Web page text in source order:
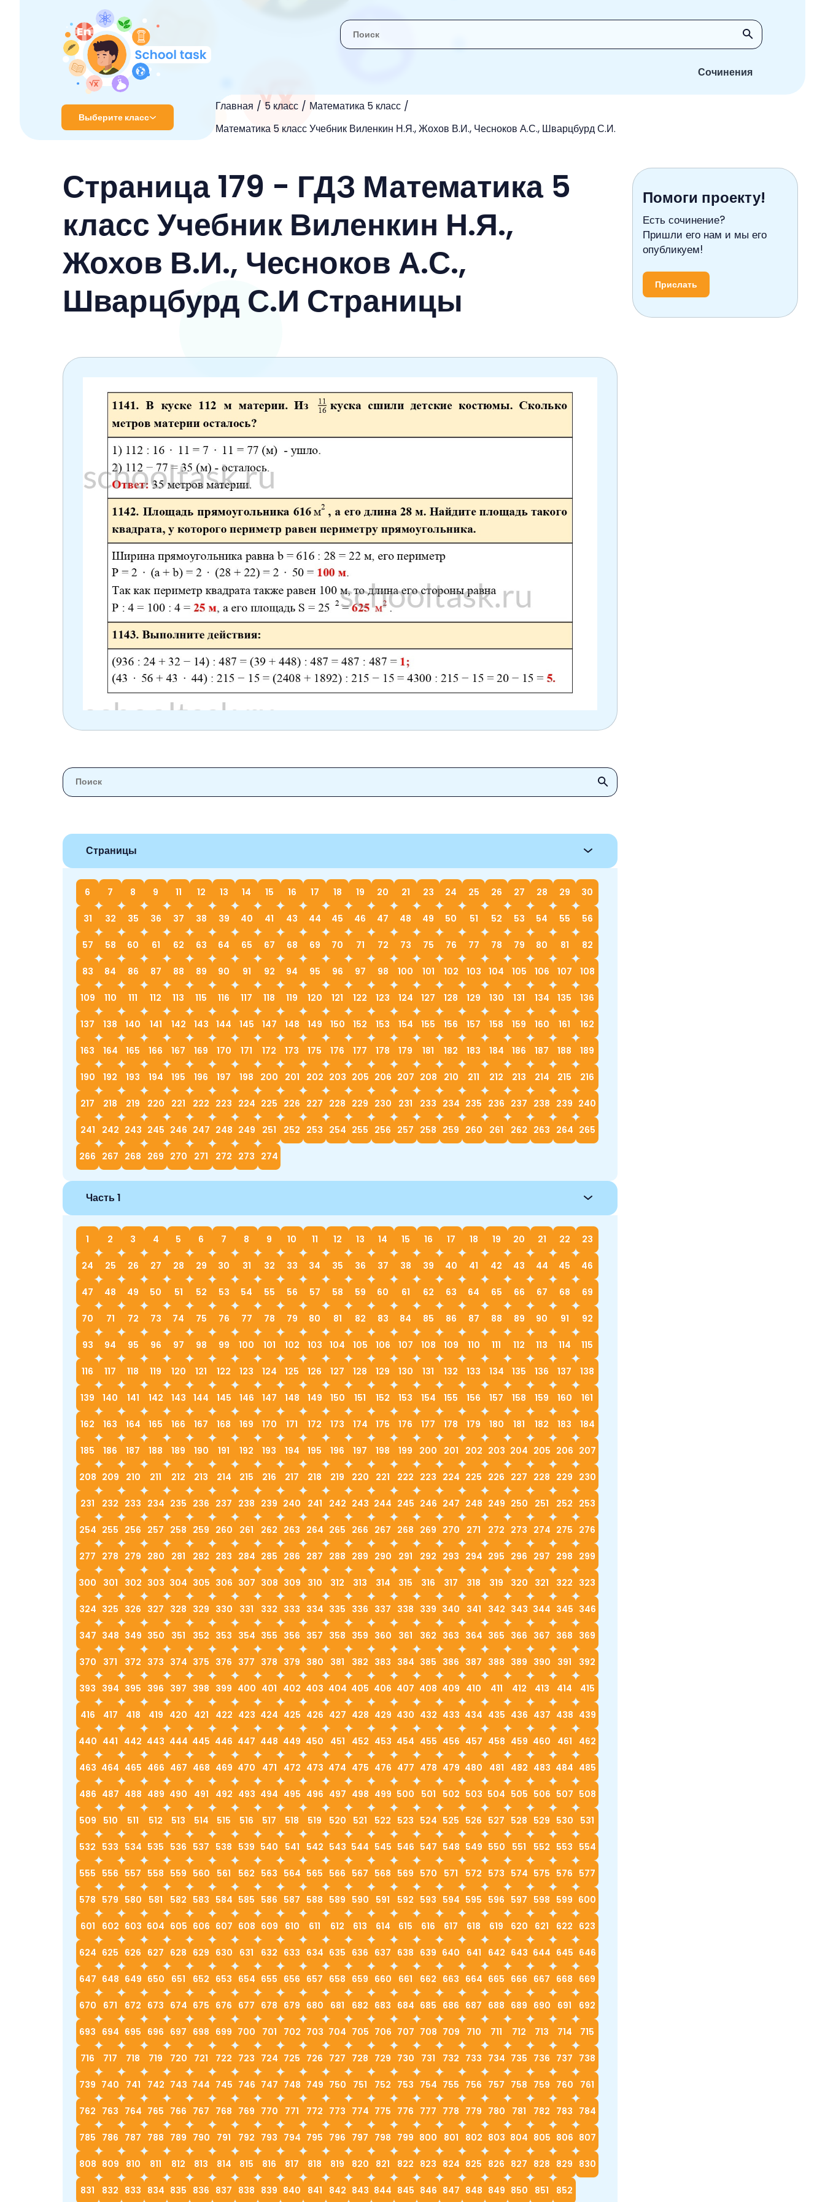
Сочинения
Выберите класс
Главная 5 класс
Математика 5 класс
Математика 5 класс Учебник Виленкин Н.Я., Жохов В.И., Чесноков А.С., Шварцбурд С.И.
2 класс
3 класс
4 класс
5 класс
7 класс
9 класс
Страница 179 - ГДЗ Математика 5
класс Учебник Виленкин Н.Я.,
Жохов В.И., Чесноков А.С.,
Шварцбурд С.И Страницы
Страницы
6 7 8 9 11 12 13 14 15 16 17 18 19 20 21 23 24 25 26 27 28 29 30
31 32 35 36 37 38 39 40 41 43 44 45 46 47 48 49 50 51 52 53 54 55 56
57 58 60 61 62 63 64 65 67 68 69 70 71 72 73 75 76 77 78 79 80 81 82
83 84 86 87 88 89 90 91 92 94 95 96 97 98 100 101 102 103 104 105 106 107 108
109 110 111 112 113 115 116 117 118 119 120 121 122 123 124 127 128 129 130 131 134 135 136
137 138 140 141 142 143 144 145 147 148 149 150 152 153 154 155 156 157 158 159 160 161 162
163 164 165 166 167 169 170 171 172 173 175 176 177 178 179 181 182 183 184 186 187 188 189
190 192 193 194 195 196 197 198 200 201 202 203 205 206 207 208 210 211 212 213 214 215 216
217 218 219 220 221 222 223 224 225 226 227 228 229 230 231 233 234 235 236 237 238 239 240
241 242 243 245 246 247 248 249 251 252 253 254 255 256 257 258 259 260 261 262 263 264 265
266 267 268 269 270 271 272 273 274
Часть 1
1 2 3 4 5 6 7 8 9 10 11 12 13 14 15 16 17 18 19 20 21 22 23
24 25 26 27 28 29 30 31 32 33 34 35 36 37 38 39 40 41 42 43 44 45 46
47 48 49 50 51 52 53 54 55 56 57 58 59 60 61 62 63 64 65 66 67 68 69
70 71 72 73 74 75 76 77 78 79 80 81 82 83 84 85 86 87 88 89 90 91 92
93 94 95 96 97 98 99 100 101 102 103 104 105 106 107 108 109 110 111 112 113 114 115
116 117 118 119 120 121 122 123 124 125 126 127 128 129 130 131 132 133 134 135 136 137 138
139 140 141 142 143 144 145 146 147 148 149 150 151 152 153 154 155 156 157 158 159 160 161
162 163 164 165 166 167 168 169 170 171 172 173 174 175 176 177 178 179 180 181 182 183 184
185 186 187 188 189 190 191 192 193 194 195 196 197 198 199 200 201 202 203 204 205 206 207
208 209 210 211 212 213 214 215 216 217 218 219 220 221 222 223 224 225 226 227 228 229 230
231 232 233 234 235 236 237 238 239 240 241 242 243 244 245 246 247 248 249 250 251 252 253
254 255 256 257 258 259 260 261 262 263 264 265 266 267 268 269 270 271 272 273 274 275 276
277 278 279 280 281 282 283 284 285 286 287 288 289 290 291 292 293 294 295 296 297 298 299
300 301 302 303 304 305 306 307 308 309 310 312 313 314 315 316 317 318 319 320 321 322 323
324 325 326 327 328 329 330 331 332 333 334 335 336 337 338 339 340 341 342 343 344 345 346
347 348 349 350 351 352 353 354 355 356 357 358 359 360 361 362 363 364 365 366 367 368 369
370 371 372 373 374 375 376 377 378 379 380 381 382 383 384 385 386 387 388 389 390 391 392
393 394 395 396 397 398 399 400 401 402 403 404 405 406 407 408 409 410 411 412 413 414 415
416 417 418 419 420 421 422 423 424 425 426 427 428 429 430 432 433 434 435 436 437 438 439
440 441 442 443 444 445 446 447 448 449 450 451 452 453 454 455 456 457 458 459 460 461 462
463 464 465 466 467 468 469 470 471 472 473 474 475 476 477 478 479 480 481 482 483 484 485
486 487 488 489 490 491 492 493 494 495 496 497 498 499 500 501 502 503 504 505 506 507 508
509 510 511 512 513 514 515 516 517 518 519 520 521 522 523 524 525 526 527 528 529 530 531
532 533 534 535 536 537 538 539 540 541 542 543 544 545 546 547 548 549 550 551 552 553 554
555 556 557 558 559 560 561 562 563 564 565 566 567 568 569 570 571 572 573 574 575 576 577
578 579 580 581 582 583 584 585 586 587 588 589 590 591 592 593 594 595 596 597 598 599 600
601 602 603 604 605 606 607 608 609 610 611 612 613 614 615 616 617 618 619 620 621 622 623
624 625 626 627 628 629 630 631 632 633 634 635 636 637 638 639 640 641 642 643 644 645 646
647 648 649 650 651 652 653 654 655 656 657 658 659 660 661 662 663 664 665 666 667 668 669
670 671 672 673 674 675 676 677 678 679 680 681 682 683 684 685 686 687 688 689 690 691 692
693 694 695 696 697 698 699 700 701 702 703 704 705 706 707 708 709 710 711 712 713 714 715
716 717 718 719 720 721 722 723 724 725 726 727 728 729 730 731 732 733 734 735 736 737 738
739 740 741 742 743 744 745 746 747 748 749 750 751 752 753 754 755 756 757 758 759 760 761
762 763 764 765 766 767 768 769 770 771 772 773 774 775 776 777 778 779 780 781 782 783 784
785 786 787 788 789 790 791 792 793 794 795 796 797 798 799 800 801 802 803 804 805 806 807
808 809 810 811 812 813 814 815 816 817 818 819 820 821 822 823 824 825 826 827 828 829 830
831 832 833 834 835 836 837 838 839 840 841 842 843 844 845 846 847 848 849 850 851 852
Помоги проекту!
Есть сочинение?
Пришли его нам и мы его
опубликуем!
Прислать